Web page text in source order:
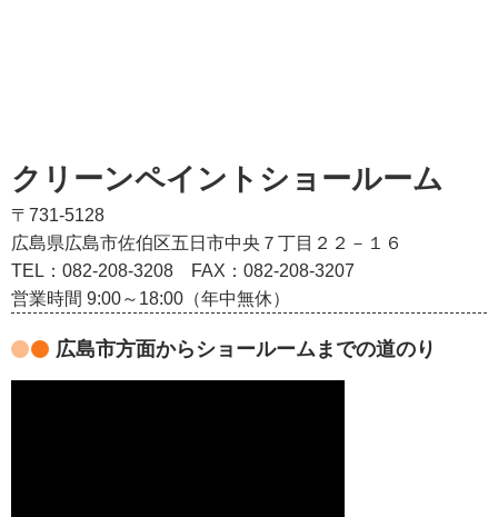
クリーンペイントショールーム
〒731-5128
広島県広島市佐伯区五日市中央７丁目２２－１６
TEL：082‐208‐3208
FAX：082-208-3207
営業時間 9:00～18:00（年中無休）
広島市方面からショールームまでの道のり